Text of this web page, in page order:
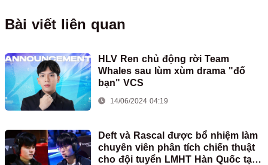
Bài viết liên quan
HLV Ren chủ động rời Team
Whales sau lùm xùm drama "đố
bạn" VCS
14/06/2024 04:19
Deft và Rascal được bổ nhiệm làm
chuyên viên phân tích chiến thuật
cho đội tuyển LMHT Hàn Quốc tại